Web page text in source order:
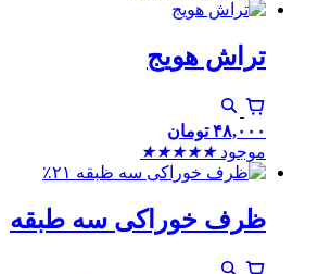
تراش هویج
۴۸,۰۰۰ تومان
موجود ★
★
★
★
★
٪۲۱
ظرف خوراکی سه طبقه